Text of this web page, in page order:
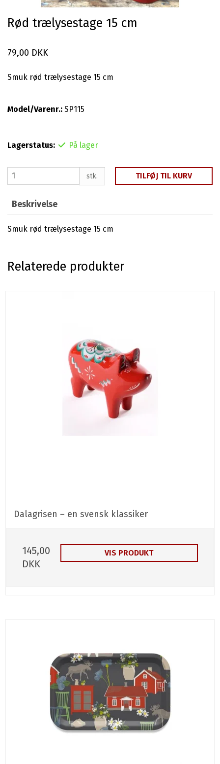
Rød trælysestage 15 cm
79,00 DKK
Smuk rød trælysestage 15 cm
Model/Varenr.: SP115
Lagerstatus: På lager
stk. TILFØJ TIL KURV
Beskrivelse
Smuk rød trælysestage 15 cm
Relaterede produkter
Dalagrisen – en svensk klassiker
145,00
DKK
VIS PRODUKT